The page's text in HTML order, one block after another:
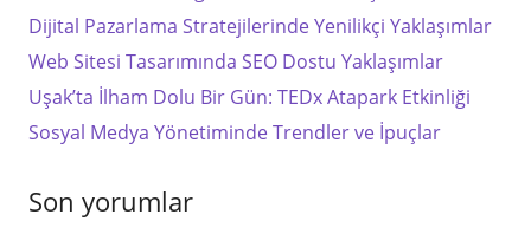
Dijital Pazarlama Stratejilerinde Yenilikçi Yaklaşımlar
Web Sitesi Tasarımında SEO Dostu Yaklaşımlar
Uşak’ta İlham Dolu Bir Gün: TEDx Atapark Etkinliği
Sosyal Medya Yönetiminde Trendler ve İpuçlar
Son yorumlar